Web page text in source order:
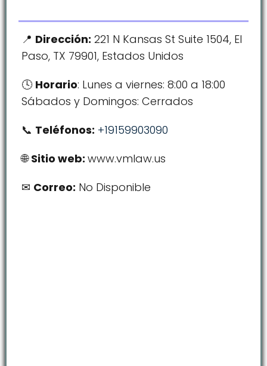
Dirección: 221 N Kansas St Suite 1504, El
Paso, TX 79901, Estados Unidos
Horario: Lunes a viernes: 8:00 a 18:00
Sábados y Domingos: Cerrados
Teléfonos: +19159903090
Sitio web:www.vmlaw.us
Correo: No Disponible